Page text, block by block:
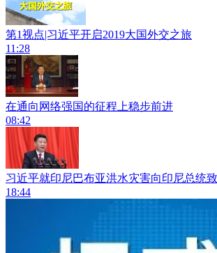
第1视点|习近平开启2019大国外交之旅
11:28
在通向网络强国的征程上稳步前进
08:42
习近平就印尼巴布亚洪水灾害向印尼总统
18:44